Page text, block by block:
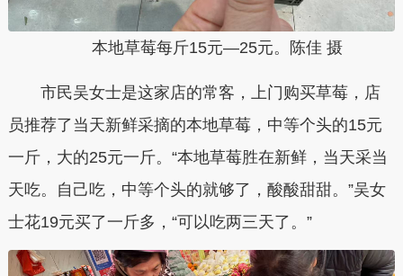
本地草莓每斤15元—25元。陈佳 摄
市民吴女士是这家店的常客，上门购买草莓，店
员推荐了当天新鲜采摘的本地草莓，中等个头的15元
一斤，大的25元一斤。“本地草莓胜在新鲜，当天采当
天吃。自己吃，中等个头的就够了，酸酸甜甜。”吴女
士花19元买了一斤多，“可以吃两三天了。”